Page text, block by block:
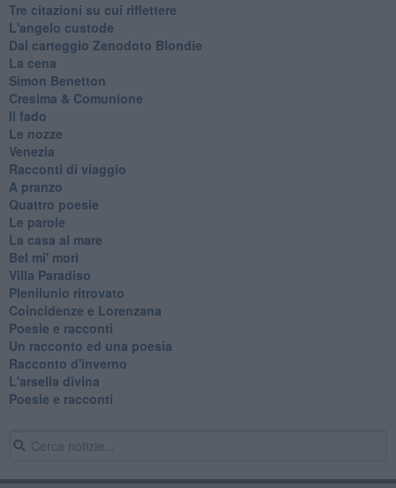
Tre citazioni su cui riflettere
L'angelo custode
Dal carteggio Zenodoto Blondie
La cena
Simon Benetton
Cresima & Comunione
Il fado
Le nozze
Venezia
Racconti di viaggio
A pranzo
Quattro poesie
Le parole
La casa al mare
Bel mi' morì
Villa Paradiso
Plenilunio ritrovato
Coincidenze e Lorenzana
Poesie e racconti
Un racconto ed una poesia
Racconto d'inverno
​L'arsella divina
Poesie e racconti